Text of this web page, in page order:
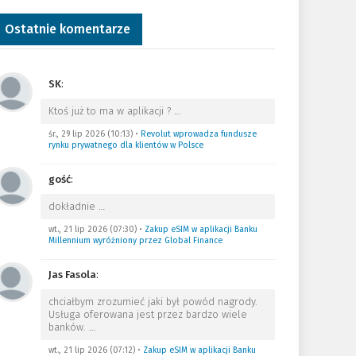
Ostatnie komentarze
SK:
Ktoś już to ma w aplikacji ? …
śr., 29 lip 2026 (10:13)• Revolut wprowadza fundusze
rynku prywatnego dla klientów w Polsce
gość:
dokładnie …
wt., 21 lip 2026 (07:30)• Zakup eSIM w aplikacji Banku
Millennium wyróżniony przez Global Finance
Jas Fasola:
chciałbym zrozumieć jaki był powód nagrody.
Usługa oferowana jest przez bardzo wiele
banków. …
wt., 21 lip 2026 (07:12)• Zakup eSIM w aplikacji Banku